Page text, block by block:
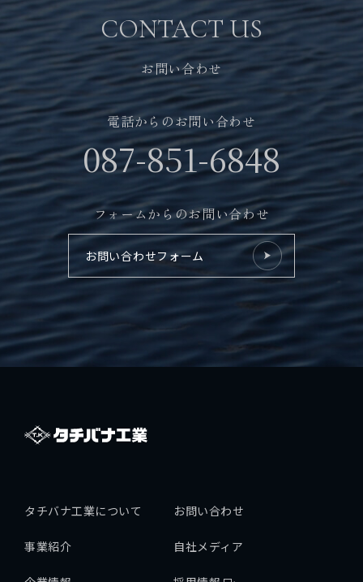
自社メディア
採用情報
地元サポートチーム
お知らせ
拓海ペーパークラフト
個人情報保護方針
CONTACT US
お問い合わせ
電話からのお問い合わせ
087-851-6848
フォームからのお問い合わせ
お問い合わせフォーム
タチバナ工業について
事業紹介
お問い合わせ
自社メディア